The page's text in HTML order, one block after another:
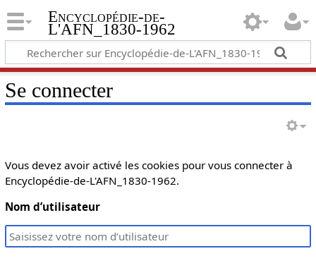
Encyclopédie-de-
L'AFN_1830-1962
Se connecter
Vous devez avoir activé les cookies pour vous connecter à
Encyclopédie-de-L'AFN_1830-1962.
Nom d’utilisateur